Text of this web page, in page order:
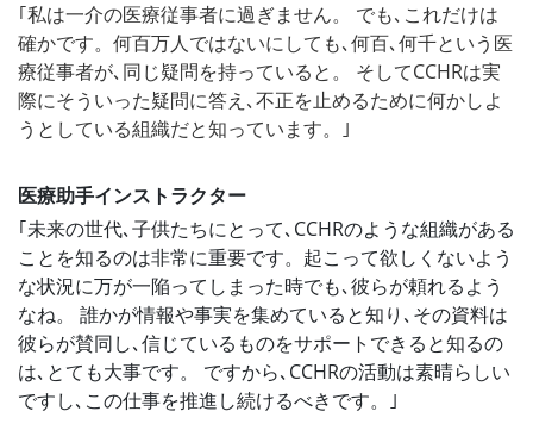
｢私は一介の医療従事者に過ぎません。 でも､これだけは
確かです。何百万人ではないにしても､何百､何千という医
療従事者が､同じ疑問を持っていると。 そしてCCHRは実
際にそういった疑問に答え､不正を止めるために何かしよ
うとしている組織だと知っています。｣
医療助手インストラクター
｢未来の世代､子供たちにとって､CCHRのような組織がある
ことを知るのは非常に重要です。起こって欲しくないよう
な状況に万が一陥ってしまった時でも､彼らが頼れるよう
なね。 誰かが情報や事実を集めていると知り､その資料は
彼らが賛同し､信じているものをサポートできると知るの
は､とても大事です。 ですから､CCHRの活動は素晴らしい
ですし､この仕事を推進し続けるべきです。｣